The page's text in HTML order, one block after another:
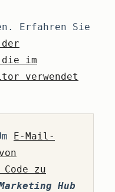
Erfahren Sie
im
verwendet
E-Mail-
zu
Hub